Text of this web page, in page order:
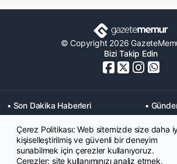
© Copyright 2026
Bizi Takip Edin
• Son Dakika Haberleri
•
• Memurlar Haberleri
• KPSS
• Ekonomi Haberleri
• Eğitim
• Yaşam Haberleri
• Maaş
• Mahkeme Kararları
Çerez Politikası: Web sitemizde size daha
kişiselleştirilmiş ve güvenli bir deneyim
sunabilmek için çerezler kullanıyoruz.
Çerezler; site kullanımınızı analiz etmek,